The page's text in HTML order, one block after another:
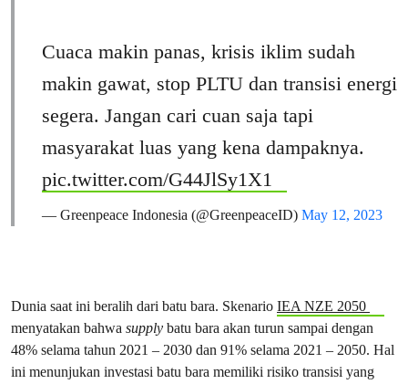
Cuaca makin panas, krisis iklim sudah
makin gawat, stop PLTU dan transisi energi
segera. Jangan cari cuan saja tapi
masyarakat luas yang kena dampaknya.
pic.twitter.com/G44JlSy1X1
— Greenpeace Indonesia (@GreenpeaceID) May 12, 2023
Dunia saat ini beralih dari batu bara. Skenario IEA NZE 2050
menyatakan bahwa supply batu bara akan turun sampai dengan
48% selama tahun 2021 – 2030 dan 91% selama 2021 – 2050. Hal
ini menunjukan investasi batu bara memiliki risiko transisi yang